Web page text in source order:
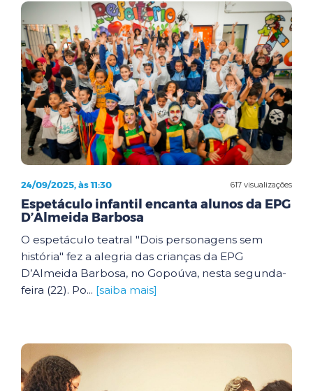
617 visualizações
24/09/2025, às 11:30
Espetáculo infantil encanta alunos da EPG
D’Almeida Barbosa
O espetáculo teatral "Dois personagens sem
história" fez a alegria das crianças da EPG
D’Almeida Barbosa, no Gopoúva, nesta segunda-
feira (22). Po... [saiba mais]